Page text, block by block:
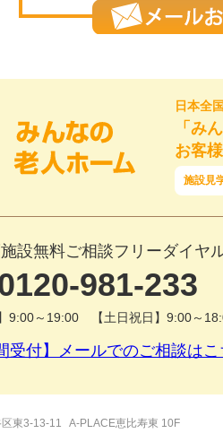
日本全
「み
お客
施設見
設無料ご相談フリーダイヤ
981-233
】9:00～19:00 【土日祝日】9:00～
受付】メールでのご相談は
東3-13-11 A-PLACE恵比寿東 10F